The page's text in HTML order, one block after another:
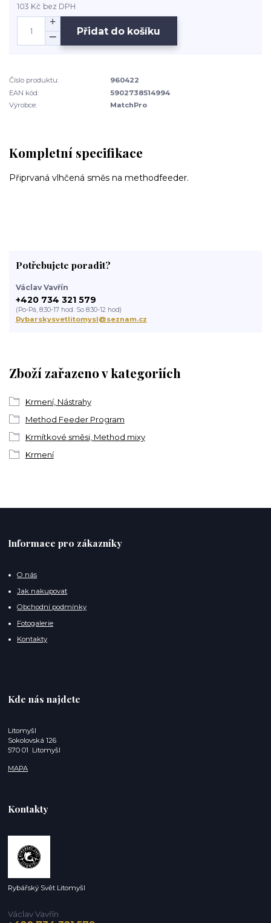
103 Kč bez DPH
Přidat do košíku
Číslo produktu:
960422
EAN kód:
5902738514994
Výrobce:
MatchPro
Kompletní specifikace
Připrvaná vlhčená směs na methodfeeder.
Zboží zařazeno v kategoriích
Krmení, Nástrahy
Method Feeder Program
Krmítkové směsi, Method mixy
Krmení
Potřebujete poradit?
Václav Vavřín
+420 734 321 579
(Po-Pá, 8:30-17 hod. So 8:30-12 hod)
Rybarskysvetlitomysl@seznam.cz
Informace pro zákazníky
O nás
Jak nakupovat
Obchodní podmínky
Fotogalerie
Kontakty
Kde nás najdete
Litomyšl
Sokolovská 126
570 01 Litomyšl
MAPA
Kontakty
Rybářský Svět Litomyšl
Václav Vavřín